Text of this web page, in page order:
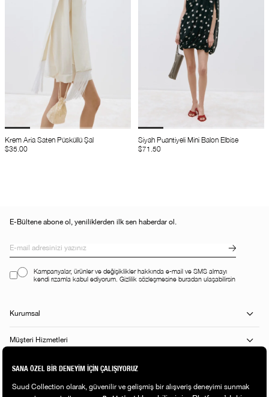
Krem Aria Saten Püsküllü Şal
$35.00
Siyah Puantiyeli Mini Balon Elbise
$71.50
E-Bültene abone ol, yeniliklerden ilk sen haberdar ol.
Kampanyalar, ürünler ve değişiklikler hakkında e-mail ve SMS almayı
kendi rızamla kabul ediyorum. Gizlilik sözleşmesine buradan ulaşabilirsin
Kurumsal
Müşteri Hizmetleri
Alışveriş Rehberi